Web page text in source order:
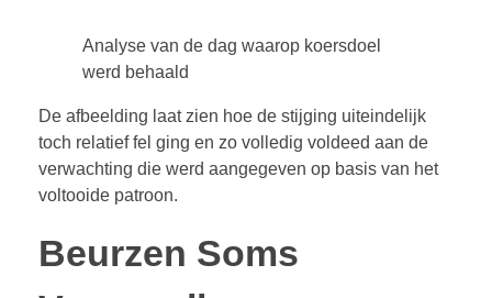
Analyse van de dag waarop koersdoel
werd behaald
De afbeelding laat zien hoe de stijging uiteindelijk
toch relatief fel ging en zo volledig voldeed aan de
verwachting die werd aangegeven op basis van het
voltooide patroon.
Beurzen Soms